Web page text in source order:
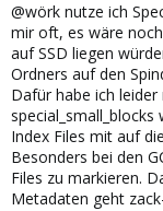
@wörk nutze ich
mir oft, es wäre
auf SSD liegen
Ordners auf den
Dafür habe ich
Index Files mit auf
Besonders bei den
Files zu markieren.
Metadaten geht